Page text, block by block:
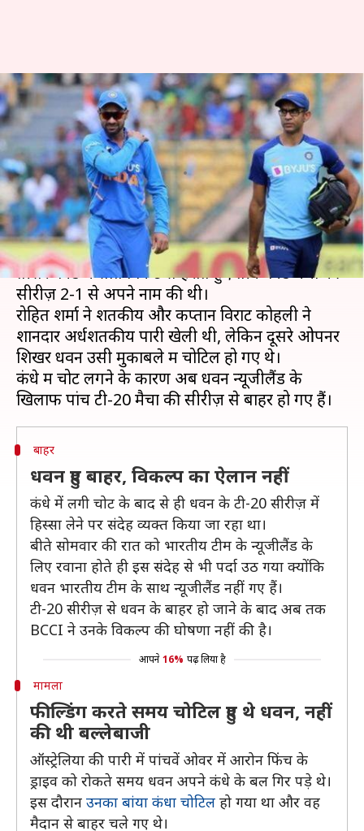
न्यूजीलैंड के खिलाफ टी-20 सीरीज़ से
बाहर हुए शिखर धवन, जानिए क्या है
कारण
लेखन Neeraj Pandey Jan 21, 2020 02:14 pm
क्या है खबर?
भारतीय टीम ने 19 जनवरी को बेेंगलुरु में ऑस्ट्रेलिया को
तीसरे वनडे में सात विकेट से हराते हुए तीन वनडे मैचों की
सीरीज़ 2-1 से अपने नाम की थी।
रोहित शर्मा ने शतकीय और कप्तान विराट कोहली ने
शानदार अर्धशतकीय पारी खेली थी, लेकिन दूसरे ओपनर
शिखर धवन उसी मुकाबले में चोटिल हो गए थे।
कंधे में चोट लगने के कारण अब धवन न्यूजीलैंड के
बाहर
धवन हुए बाहर, विकल्प का ऐलान नहीं
कंधे में लगी चोट के बाद से ही धवन के टी-20 सीरीज़ में
हिस्सा लेने पर संदेह व्यक्त किया जा रहा था।
बीते सोमवार की रात को भारतीय टीम के न्यूजीलैंड के
लिए रवाना होते ही इस संदेह से भी पर्दा उठ गया क्योंकि
धवन भारतीय टीम के साथ न्यूजीलैंड नहीं गए हैं।
टी-20 सीरीज़ से धवन के बाहर हो जाने के बाद अब तक
BCCI ने उनके विकल्प की घोषणा नहीं की है।
आपने 16% पढ़ लिया है
मामला
फील्डिंग करते समय चोटिल हुए थे धवन, नहीं
की थी बल्लेबाजी
ऑस्ट्रेलिया की पारी में पांचवें ओवर में आरोन फिंच के
ड्राइव को रोकते समय धवन अपने कंधे के बल गिर पड़े थे।
इस दौरान उनका बांया कंधा चोटिल हो गया था और वह
मैदान से बाहर चले गए थे।